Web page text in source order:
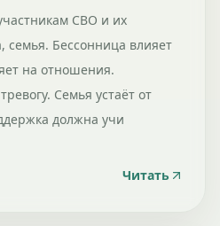
СВО и их
семья. Бессонница влияет
на отношения.
Семья устаёт от
должна учи
Читать